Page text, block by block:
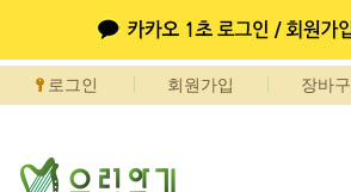
로그인 회원가입 장바구